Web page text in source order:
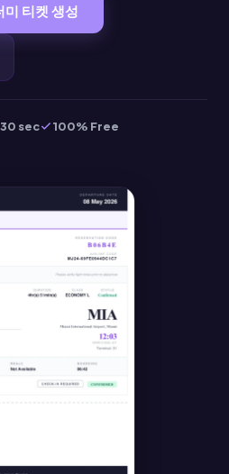
티켓 생성
30 sec
100% Free